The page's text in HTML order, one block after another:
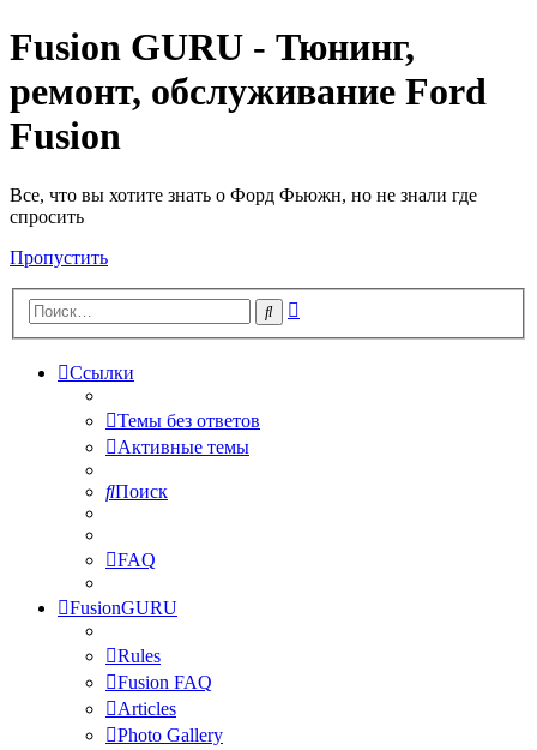
Fusion GURU - Тюнинг,
ремонт, обслуживание Ford
Fusion
Все, что вы хотите знать о Форд Фьюжн, но не знали где
спросить
Пропустить
Поиск
Ссылки
Темы без ответов
Активные темы
Поиск
FAQ
FusionGURU
Rules
Fusion FAQ
Articles
Photo Gallery